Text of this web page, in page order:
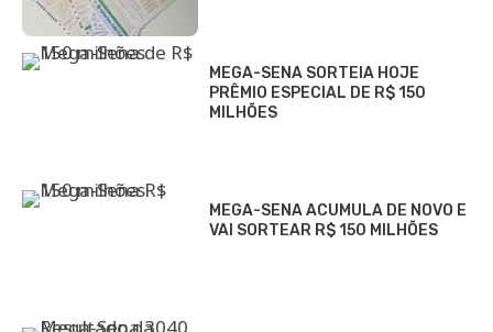
MEGA-SENA SORTEIA HOJE
PRÊMIO ESPECIAL DE R$ 150
MILHÕES
MEGA-SENA ACUMULA DE NOVO E
VAI SORTEAR R$ 150 MILHÕES